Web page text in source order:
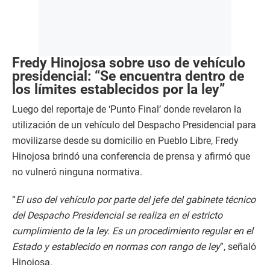
Fredy Hinojosa sobre uso de vehículo
presidencial: “Se encuentra dentro de
los límites establecidos por la ley”
Luego del reportaje de ‘Punto Final’ donde revelaron la
utilización de un vehículo del Despacho Presidencial para
movilizarse desde su domicilio en Pueblo Libre, Fredy
Hinojosa brindó una conferencia de prensa y afirmó que
no vulneró ninguna normativa.
“El uso del vehículo por parte del jefe del gabinete técnico
del Despacho Presidencial se realiza en el estricto
cumplimiento de la ley. Es un procedimiento regular en el
Estado y establecido en normas con rango de ley”, señaló
Hinojosa.